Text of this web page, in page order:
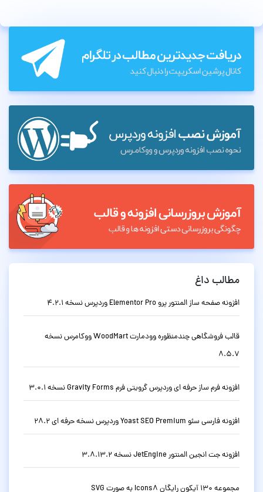
مطالب داغ
افزونه صفحه ساز المنتور پرو Elementor Pro وردپرس نسخه 4.2.1
قالب فروشگاهی چندمنظوره وودمارت WoodMart ووکامرس نسخه
8.5.7
افزونه فرم ساز حرفه ای وردپرس گرویتی فرم Gravity Forms نسخه 3.0.1
افزونه فارسی سئو Yoast SEO Premium وردپرس نسخه حرفه ای 28.2
افزونه جت انجین المنتور JetEngine نسخه 3.8.13.2
مجموعه 130 آیکون رایگان Icons8 به صورت SVG